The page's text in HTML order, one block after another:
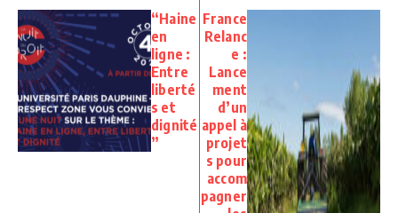
“Haine
en
ligne :
Entre
liberté
s et
dignité
”
France
Relanc
e :
Lance
ment
d’un
appel à
projet
s pour
accom
pagner